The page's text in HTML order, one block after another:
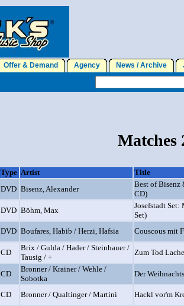
Offer & Demand Agency News / Archive
Matches
Type Artist
Title
DVD Bisenz, Alexander
Best of Bisenz
CD)
DVD Böhm, Max
Josefstadt
Set)
DVD Boufares, Habib / Herzi, Hafsia Couscous mit
CD
Brix / Gulda / Hader / Steinhauer /
Tausig / +
Zum Tod
CD
Bronner / Krainer / Wehle /
Sobotka
Der
CD Bronner / Qualtinger / Martini Hackl vor'm